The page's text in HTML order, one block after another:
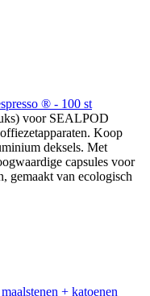
® - 100 st
voor SEALPOD
Koop
deksels. Met
capsules voor
gemaakt van ecologisch